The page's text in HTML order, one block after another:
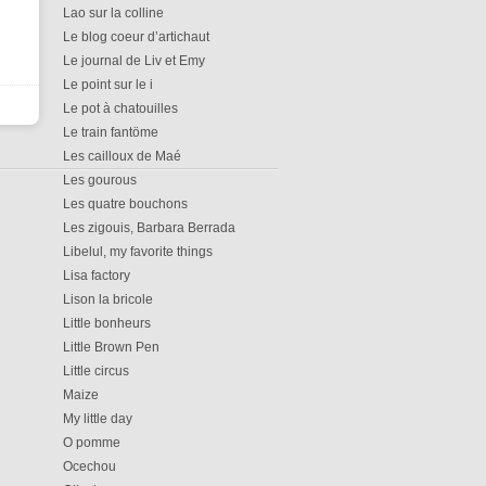
Lao sur la colline
Le blog coeur d’artichaut
Le journal de Liv et Emy
Le point sur le i
Le pot à chatouilles
Le train fantöme
Les cailloux de Maé
Les gourous
Les quatre bouchons
Les zigouis, Barbara Berrada
Libelul, my favorite things
Lisa factory
Lison la bricole
Little bonheurs
Little Brown Pen
Little circus
Maize
My little day
O pomme
Ocechou